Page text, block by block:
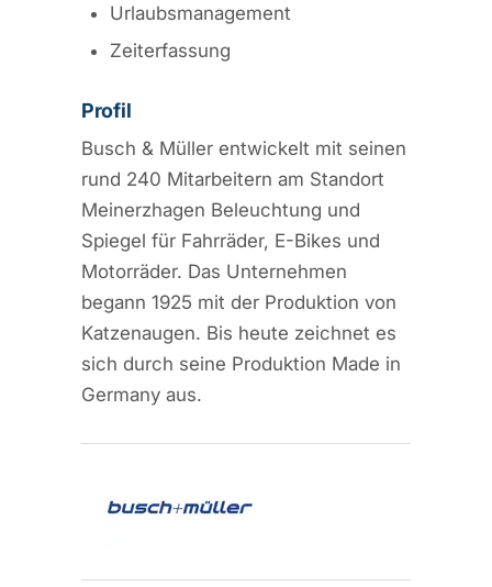
Urlaubsmanagement
Zeiterfassung
Profil
Busch & Müller entwickelt mit seinen
rund 240 Mitarbeitern am Standort
Meinerzhagen Beleuchtung und
Spiegel für Fahrräder, E-Bikes und
Motorräder. Das Unternehmen
begann 1925 mit der Produktion von
Katzenaugen. Bis heute zeichnet es
sich durch seine Produktion Made in
Germany aus.